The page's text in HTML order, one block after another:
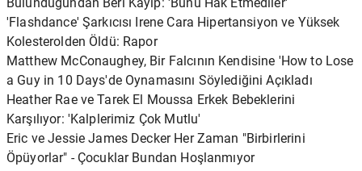
Bulunduğundan Beri Kayıp: 'Bunu Hak Etmediler'
'Flashdance' Şarkıcısı Irene Cara Hipertansiyon ve Yüksek
Kolesterolden Öldü: Rapor
Matthew McConaughey, Bir Falcının Kendisine 'How to Lose
a Guy in 10 Days'de Oynamasını Söylediğini Açıkladı
Heather Rae ve Tarek El Moussa Erkek Bebeklerini
Karşılıyor: 'Kalplerimiz Çok Mutlu'
Eric ve Jessie James Decker Her Zaman "Birbirlerini
Öpüyorlar" - Çocuklar Bundan Hoşlanmıyor